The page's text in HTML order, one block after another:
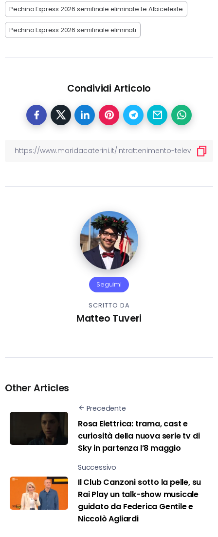
Pechino Express 2026 semifinale eliminate Le Albiceleste
Pechino Express 2026 semifinale eliminati
Condividi Articolo
Seguimi
SCRITTO DA
Matteo Tuveri
Other Articles
Precedente
Rosa Elettrica: trama, cast e
curiosità della nuova serie tv di
Sky in partenza l’8 maggio
Successivo
Il Club Canzoni sotto la pelle, su
Rai Play un talk-show musicale
guidato da Federica Gentile e
Niccolò Agliardi